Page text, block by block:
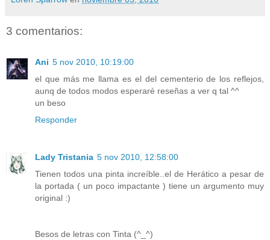
3 comentarios:
Ani 5 nov 2010, 10:19:00
el que más me llama es el del cementerio de los reflejos,
aunq de todos modos esperaré reseñas a ver q tal ^^
un beso
Responder
Lady Tristania 5 nov 2010, 12:58:00
Tienen todos una pinta increíble..el de Herático a pesar de
la portada ( un poco impactante ) tiene un argumento muy
original :)
Besos de letras con Tinta (^_^)